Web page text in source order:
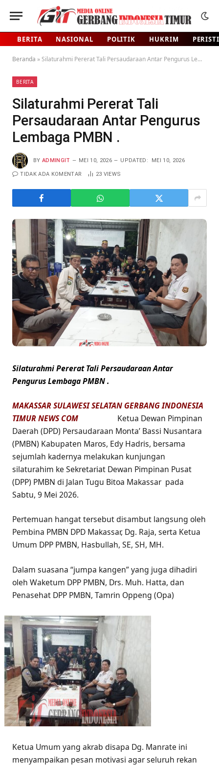
BERITA NASIONAL POLITIK HUKRIM
Beranda »Silaturahmi Pererat Tali Persaudaraan Antar Pengurus Lembaga PMBN .
BERITA
Silaturahmi Pererat Tali
Persaudaraan Antar Pengurus
Lembaga PMBN .
BY ADMINGIT MEI 10, 2026 UPDATED: MEI 10, 2026
TIDAK ADA KOMENTAR 23 VIEWS
Silaturahmi Pererat Tali Persaudaraan Antar
Pengurus Lembaga PMBN .
MAKASSAR SULAWESI SELATAN GERBANG INDONESIA
TIMUR NEWS COM Ketua Dewan Pimpinan
Daerah (DPD) Persaudaraan Monta’ Bassi Nusantara
(PMBN) Kabupaten Maros, Edy Hadris, bersama
sejumlah kadernya melakukan kunjungan
silaturahim ke Sekretariat Dewan Pimpinan Pusat
(DPP) PMBN di Jalan Tugu Bitoa Makassar pada
Sabtu, 9 Mei 2026.
Pertemuan hangat tersebut disambut langsung oleh
Pembina PMBN DPD Makassar, Dg. Raja, serta Ketua
Umum DPP PMBN, Hasbullah, SE, SH, MH.
Dalam suasana “jumpa kangen” yang juga dihadiri
oleh Waketum DPP PMBN, Drs. Muh. Hatta, dan
Penasehat DPP PMBN, Tamrin Oppeng (Opa)
Ketua Umum yang akrab disapa Dg. Manrate ini
menyampaikan pesan motivasi agar seluruh rekan